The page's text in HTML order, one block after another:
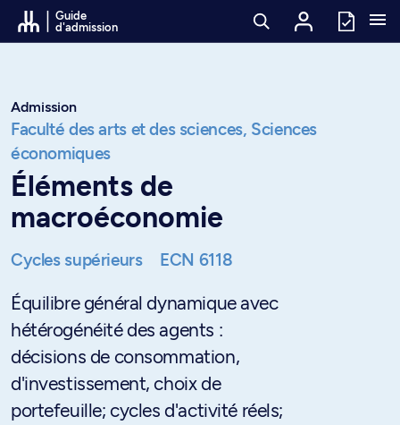
Passer au contenu
Guide
d'admission
Admission
Faculté des arts et des sciences, Sciences
économiques
Éléments de
macroéconomie
Cycles supérieurs ECN 6118
Équilibre général dynamique avec
hétérogénéité des agents :
décisions de consommation,
d'investissement, choix de
portefeuille; cycles d'activité réels;